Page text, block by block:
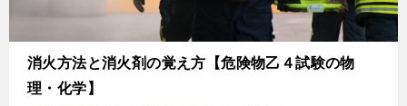
消火方法と消火剤の覚え方【危険物乙４試験の物
理・化学】